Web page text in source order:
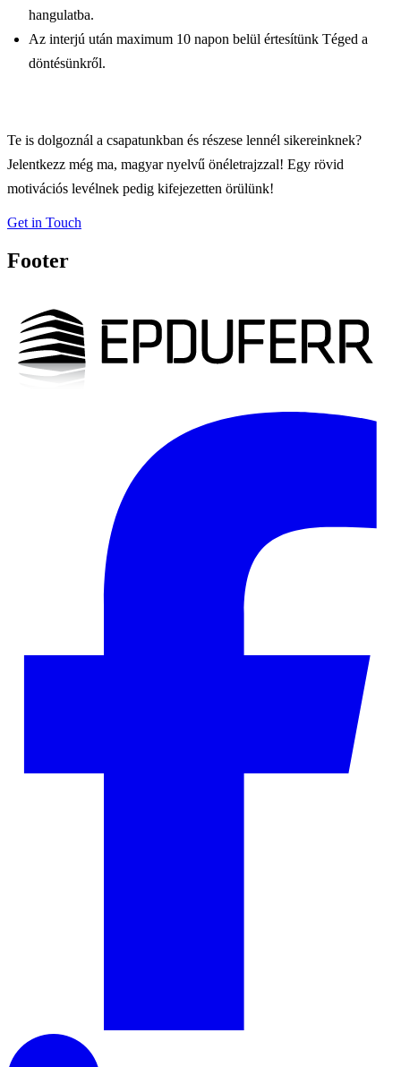
hangulatba.
Az interjú után maximum 10 napon belül értesítünk Téged a
döntésünkről.
Te is dolgoznál a csapatunkban és részese lennél sikereinknek?
Jelentkezz még ma, magyar nyelvű önéletrajzzal! Egy rövid
motivációs levélnek pedig kifejezetten örülünk!
Get in Touch
Footer